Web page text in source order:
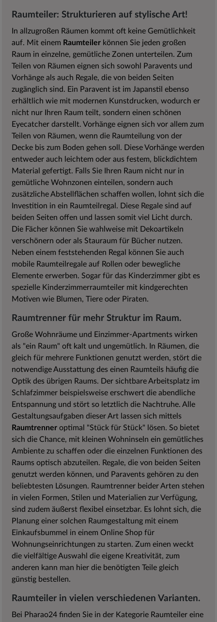
Raumteiler: Strukturieren auf stylische Art!
In allzugroßen Räumen kommt oft keine Gemütlichkeit
auf. Mit einem Raumteiler können Sie jeden großen
Raum in einzelne, gemütliche Zonen unterteilen. Zum
Teilen von Räumen eignen sich sowohl Paravents und
Vorhänge als auch Regale, die von beiden Seiten
zugänglich sind. Ein Paravent ist im Japanstil ebenso
erhältlich wie mit modernen Kunstdrucken, wodurch er
nicht nur Ihren Raum teilt, sondern einen schönen
Eyecatcher darstellt. Vorhänge eignen sich vor allem zum
Teilen von Räumen, wenn die Raumteilung von der
Decke bis zum Boden gehen soll. Diese Vorhänge werden
entweder auch leichtem oder aus festem, blickdichtem
Material gefertigt. Falls Sie Ihren Raum nicht nur in
gemütliche Wohnzonen einteilen, sondern auch
zusätzliche Abstellflächen schaffen wollen, lohnt sich die
Investition in ein Raumteilregal. Diese Regale sind auf
beiden Seiten offen und lassen somit viel Licht durch.
Die Fächer können Sie wahlweise mit Dekoartikeln
verschönern oder als Stauraum für Bücher nutzen.
Neben einem feststehenden Regal können Sie auch
mobile Raumteilregale auf Rollen oder bewegliche
Elemente erwerben. Sogar für das Kinderzimmer gibt es
spezielle Kinderzimmerraumteiler mit kindgerechten
Motiven wie Blumen, Tiere oder Piraten.
Raumtrenner für mehr Struktur im Raum.
Große Wohnräume und Einzimmer-Apartments wirken
als "ein Raum" oft kalt und ungemütlich. In Räumen, die
gleich für mehrere Funktionen genutzt werden, stört die
notwendige Ausstattung des einen Raumteils häufig die
Optik des übrigen Raums. Der sichtbare Arbeitsplatz im
Schlafzimmer beispielsweise erschwert die abendliche
Entspannung und stört so letztlich die Nachtruhe. Alle
Gestaltungsaufgaben dieser Art lassen sich mittels
Raumtrenner optimal "Stück für Stück" lösen. So bietet
sich die Chance, mit kleinen Wohninseln ein gemütliches
Ambiente zu schaffen oder die einzelnen Funktionen des
Raums optisch abzuteilen. Regale, die von beiden Seiten
genutzt werden können, und Paravents gehören zu den
beliebtesten Lösungen. Raumtrenner beider Arten stehen
in vielen Formen, Stilen und Materialien zur Verfügung,
sind zudem äußerst flexibel einsetzbar. Es lohnt sich, die
Planung einer solchen Raumgestaltung mit einem
Einkaufsbummel in einem Online Shop für
Wohnungseinrichtungen zu starten. Zum einen weckt
die vielfältige Auswahl die eigene Kreativität, zum
anderen kann man hier die benötigten Teile gleich
günstig bestellen.
Raumteiler in vielen verschiedenen Varianten.
Bei Pharao24 finden Sie in der Kategorie Raumteiler eine